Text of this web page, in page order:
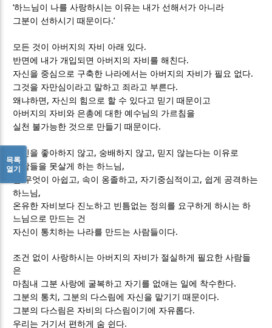
‘하느님이 나를 사랑하시는 이유는 내가 선해서가 아니라
그분이 선하시기 때문이다.’
모든 것이 아버지의 자비 아래 있다.
반면에 내가 개입되면 아버지의 자비를 해친다.
자신을 중심으로 구축한 나라에서는 아버지의 자비가 필요 없다.
그것을 자만심이라고 말하고 죄라고 부른다.
왜냐하면 , 자신의 힘으로 할 수 있다고 믿기 때문이고
아버지의 자비와 은총에 대한 예수님의 가르침을
실천 불가능한 것으로 만들기 때문이다.
자신을 좋아하지 않고 , 숭배하지 않고 , 믿지 않는다는 이유로
사람들을 못살게 하는 하느님 ,
늘 무엇이 아쉽고 , 속이 옹졸하고 , 자기중심적이고 , 쉽게 공격하는
하느님 ,
온유한 자비보다 진노하고 빈틈없는 정의를 요구하게 하시는 하
느님으로 만드는 건
자신이 통치하는 나라를 만드는 사람들이다.
조건 없이 사랑하시는 아버지의 자비가 절실하게 필요한 사람들
은
마침내 그분 사랑에 굴복하고 자기를 없애는 일에 착수한다.
그분의 통치 , 그분의 다스림에 자신을 맡기기 때문이다.
그분의 다스림은 자비의 다스림이기에 자유롭다.
우리는 거기서 편하게 숨 쉰다.
목록
열기